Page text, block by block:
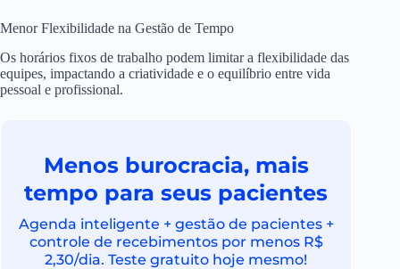
Menor Flexibilidade na Gestão de Tempo
Os horários fixos de trabalho podem limitar a flexibilidade das
equipes, impactando a criatividade e o equilíbrio entre vida
pessoal e profissional.
Menos burocracia, mais
tempo para seus pacientes
Agenda inteligente + gestão de pacientes +
controle de recebimentos por menos R$
2,30/dia. Teste gratuito hoje mesmo!